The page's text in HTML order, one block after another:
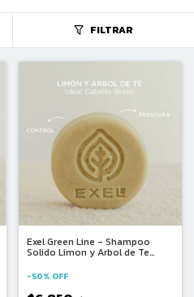
FILTRAR
Exel Green Line - Shampoo
Solido Limon y Arbol de Te
-50% OFF